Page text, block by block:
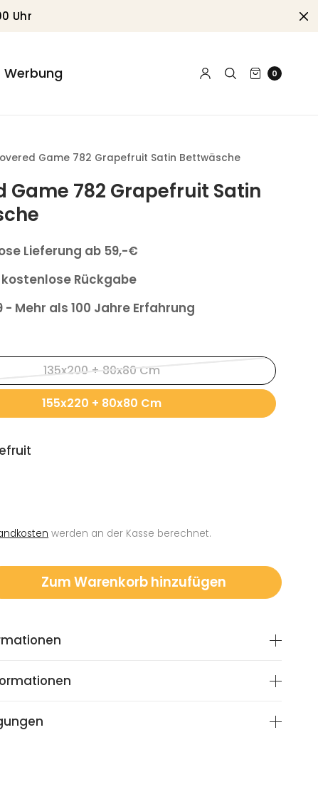
Uhr
Werbung 0
Game 782 Grapefruit Satin Bettwäsche
Game 782 Grapefruit Satin
Lieferung ab 59,-€
kostenlose Rückgabe
- Mehr als 100 Jahre Erfahrung
135x200 + 80x80 Cm
155x220 + 80x80 Cm
werden an der Kasse berechnet.
Zum Warenkorb hinzufügen